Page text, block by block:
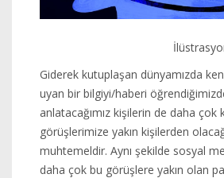
Giderek kutuplaşan dünyamızda
uyan bir bilgiyi/haberi
anlatacağımız kişilerin de daha çok
görüşlerimize yakın kişilerden
muhtemeldir. Aynı şekilde sosyal
daha çok bu görüşlere yakın olan